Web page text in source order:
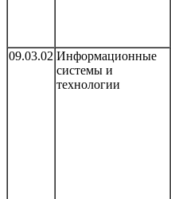
09.03.02 Информационные
системы и
технологии